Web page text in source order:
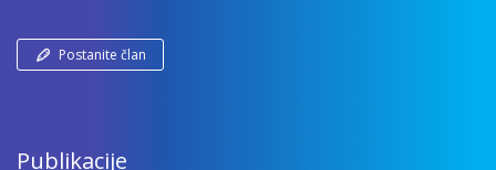
Postanite član
Publikacije